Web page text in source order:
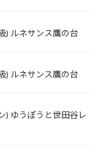
) ルネサンス鷹の台
) ルネサンス鷹の台
) ゆうぽうと世田谷レ